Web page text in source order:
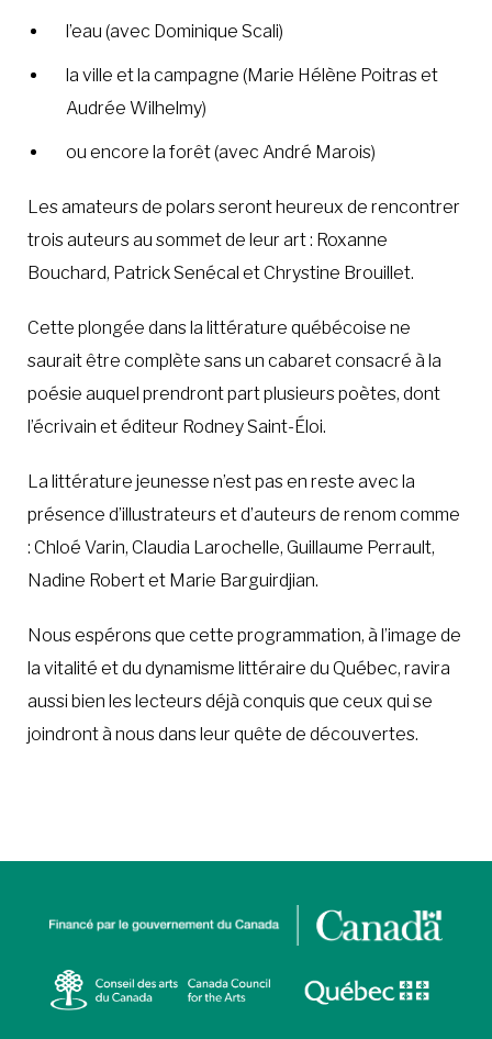
l’eau (avec Dominique Scali)
la ville et la campagne (Marie Hélène Poitras et
Audrée Wilhelmy)
ou encore la forêt (avec André Marois)
Les amateurs de polars seront heureux de rencontrer
trois auteurs au sommet de leur art : Roxanne
Bouchard, Patrick Senécal et Chrystine Brouillet.
Cette plongée dans la littérature québécoise ne
saurait être complète sans un cabaret consacré à la
poésie auquel prendront part plusieurs poètes, dont
l’écrivain et éditeur Rodney Saint-Éloi.
La littérature jeunesse n’est pas en reste avec la
présence d’illustrateurs et d’auteurs de renom comme
: Chloé Varin, Claudia Larochelle, Guillaume Perrault,
Nadine Robert et Marie Barguirdjian.
Nous espérons que cette programmation, à l’image de
la vitalité et du dynamisme littéraire du Québec, ravira
aussi bien les lecteurs déjà conquis que ceux qui se
joindront à nous dans leur quête de découvertes.